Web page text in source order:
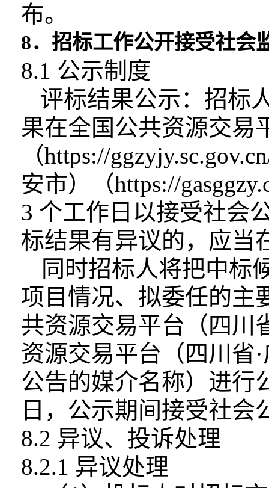
布。
8．招标工作公开接受社会
8.1 公示制度
评标结果公示：招标
果在全国公共资源交易
（https://
安市）（https://
3 个工作日以接受社会
标结果有异议的，应当
同时招标人将把中标
项目情况、拟委任的主
共资源交易平台（四川
资源交易平台（四川省
公告的媒介名称）进行
日，公示期间接受社会
8.2 异议、投诉处理
8.2.1 异议处理